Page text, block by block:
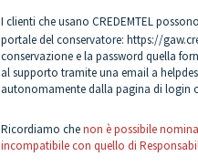
I clienti che usano CREDEMTEL
portale del conservatore: https://
conservazione e la password quella
al supporto tramite una email a
autonomamente dalla pagina di login
Ricordiamo chenon è possibile
incompatibile con quello di